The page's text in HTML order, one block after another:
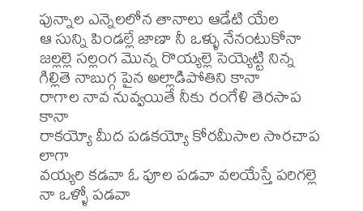
పున్నాల ఎన్నెలలోన తానాలు ఆడేటి యేల
ఆ సున్ని పిండల్లే జాణా నీ ఒళ్ళు నేనంటుకోనా
జల్లల్లె సల్లంగ మొన్న రొయ్యల్లె సెయ్యెట్టి నిన్న
గిల్లితె నాబుగ్గ పైన అల్లాడిపోతిని కానా
రాగాల నావ నువ్వయితే నీకు రంగేళి తెరసాప
కానా
రాకయ్యో మీద పడకయ్యో కోరమీసాల సొరచాప
లాగా
వయ్యరి కడవా ఓ పూల పడవా వలయేస్తే పరిగల్లె
నా ఒళ్ళో పడవా